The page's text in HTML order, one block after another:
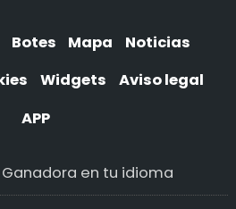
Botes Mapa
Noticias
Widgets
Aviso legal
APP
en tu idioma